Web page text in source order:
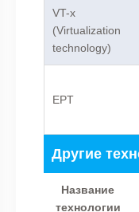
VT-x
(Virtualization
technology)
EPT
Другие
Название
технологии